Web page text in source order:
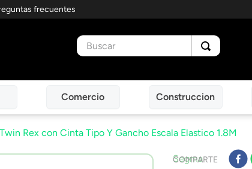
frecuentes
Buscar
Comercio Construccion
Rex con Cinta Tipo Y Gancho Escala Elastico 1.8M
COMPARTE
Segma